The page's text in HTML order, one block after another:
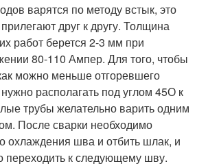
варятся по методу встык, это
друг к другу. Толщина
работ берется 2-3 мм при
80-110 Ампер. Для того, чтобы
можно меньше отгоревшего
располагать под углом 45О к
трубы желательно варить одним
После сварки необходимо
охлаждения шва и отбить шлак, и
переходить к следующему шву.